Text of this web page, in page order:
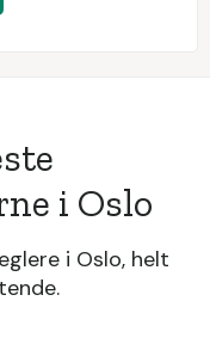
i Oslo
i Oslo, helt